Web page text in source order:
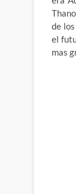
de
el
mas